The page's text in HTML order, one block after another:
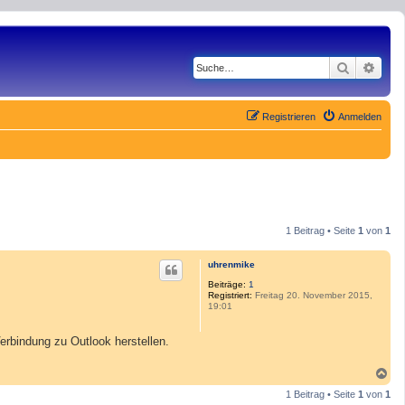
Suche
Anmelden
Registrieren
1 Beitrag • Seite 1 von 1
uhrenmike
Beiträge: 1
Registriert: Freitag 20. November 2015,
19:01
zu Outlook herstellen.
a
c
1 Beitrag • Seite 1 von 1